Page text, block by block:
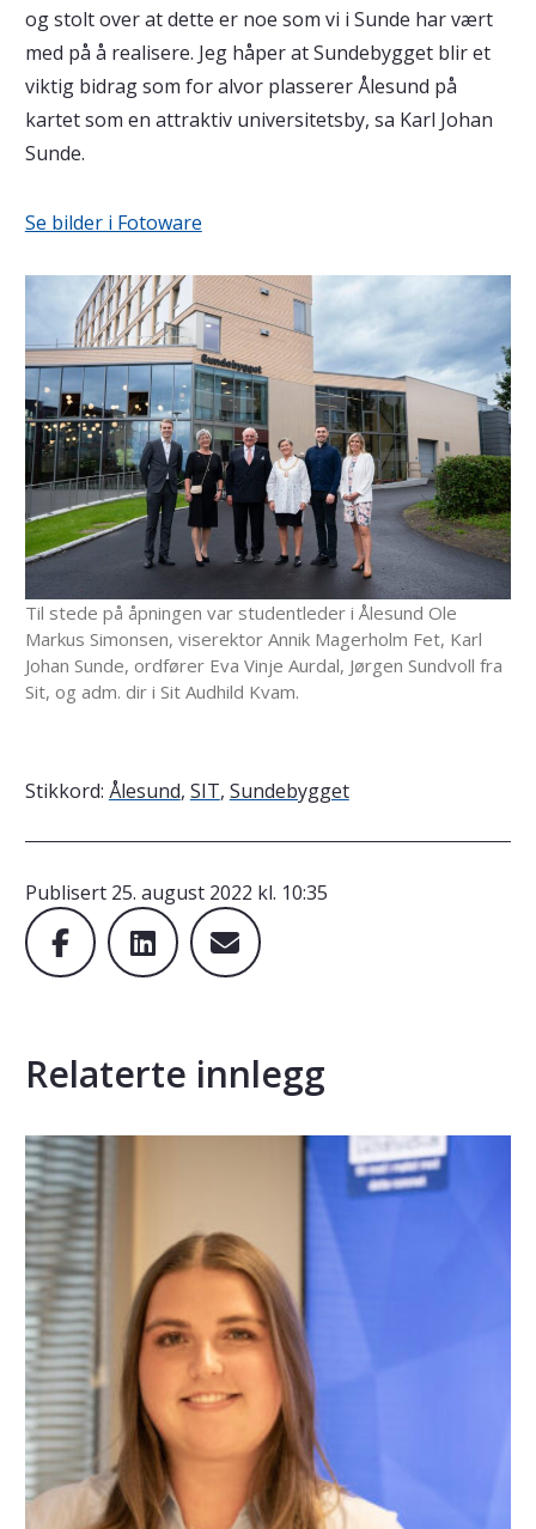
og stolt over at dette er noe som vi i Sunde har vært
med på å realisere. Jeg håper at Sundebygget blir et
viktig bidrag som for alvor plasserer Ålesund på
kartet som en attraktiv universitetsby, sa Karl Johan
Sunde.
Se bilder i Fotoware
Til stede på åpningen var studentleder i Ålesund Ole
Markus Simonsen, viserektor Annik Magerholm Fet, Karl
Johan Sunde, ordfører Eva Vinje Aurdal, Jørgen Sundvoll fra
Sit, og adm. dir i Sit Audhild Kvam.
Stikkord: Ålesund, SIT, Sundebygget
Publisert 25. august 2022 kl. 10:35
Relaterte innlegg